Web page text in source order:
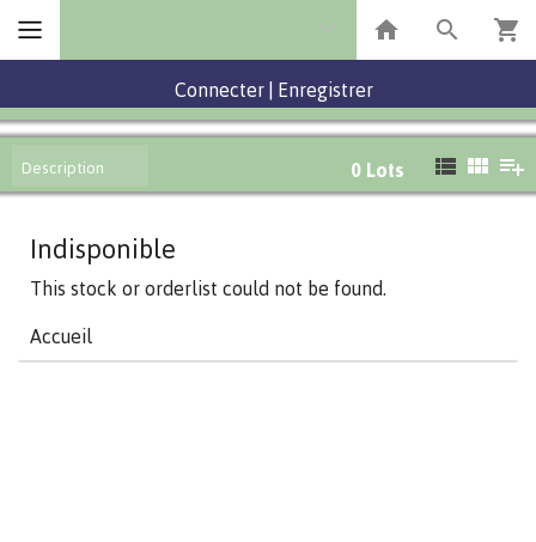
Connecter Enregistrer
Description 0 Lots
Indisponible
This stock or orderlist could not be found.
Accueil